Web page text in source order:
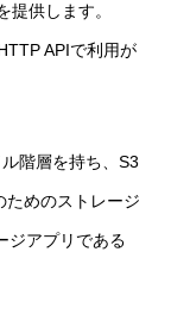
供します。
APIで利用が
階層を持ち、S3
ためのストレージ
ジアプリである